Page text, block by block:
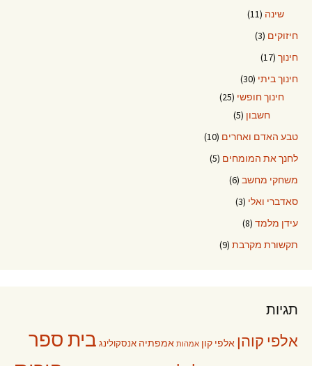
שינה (11)
חיזוקים (3)
חינוך (17)
חינוך ביתי (30)
חינוך חופשי (25)
חשבון (5)
טבע האדם ואחרים (10)
לחנך את המומחים (5)
משחקי מחשב (6)
סאדברי ואלי (3)
עידן מלמד (8)
תקשורת מקרבת (9)
תגיות
אלפי קוהן אלפי קון אמהות אמפתיה אנסקולינג בית ספר